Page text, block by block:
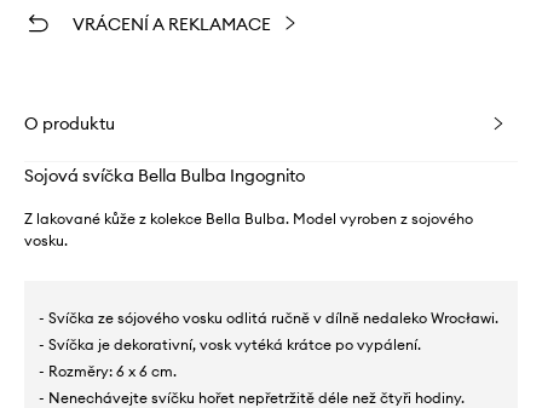
VRÁCENÍ A REKLAMACE
O produktu
Sojová svíčka Bella Bulba Ingognito
Z lakované kůže z kolekce Bella Bulba. Model vyroben z sojového
vosku.
- Svíčka ze sójového vosku odlitá ručně v dílně nedaleko Wrocławi.
- Svíčka je dekorativní, vosk vytéká krátce po vypálení.
- Rozměry: 6 x 6 cm.
- Nenechávejte svíčku hořet nepřetržitě déle než čtyři hodiny.